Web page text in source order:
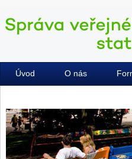
Úvod O nás